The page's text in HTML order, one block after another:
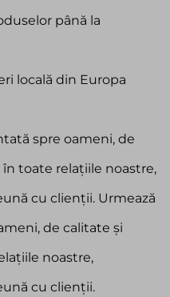
până la
locală din Europa
spre oameni, de
toate relațiile noastre,
cu clienții. Urmează
de calitate și
noastre,
cu clienții.